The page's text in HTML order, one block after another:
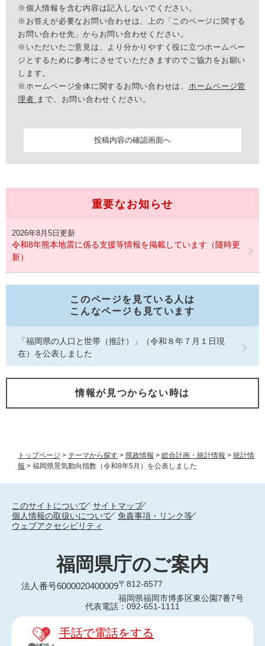
トップページ > テーマから探す > 県政情報 > 総合計画・統計情報 > 統計情
報 > 福岡県景気動向指数（令和8年5月）を公表しました
※個人情報を含む内容は記入しないでください。
※お答えが必要なお問い合わせは、上の「このページに関する
お問い合わせ先」からお問い合わせください。
※いただいたご意見は、より分かりやすく役に立つホームペー
ジとするために参考にさせていただきますのでご協力をお願い
します。
※ホームページ全体に関するお問い合わせは、 ホームページ管
理者 まで、お問い合わせください。
重要なお知らせ
2026年8月5日更新
令和8年熊本地震に係る支援等情報を掲載しています（随時更
新）
このページを見ている人は
こんなページも見ています
「福岡県の人口と世帯（推計）」（令和８年７月１日現
在）を公表しました
情報が見つからない時は
このサイトについて
サイトマップ
個人情報の取扱いについて
免責事項・リンク等
ウェブアクセシビリティ
福岡県庁のご案内
法人番号6000020400009〒812-8577
福岡県福岡市博多区東公園7番7号
代表電話：092-651-1111
手話で電話をする